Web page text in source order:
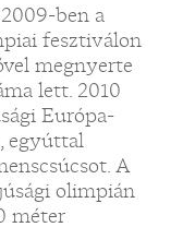
ben a
fesztiválon
megnyerte
lett. 2010
Európa-
egyúttal
A
olimpián
méter